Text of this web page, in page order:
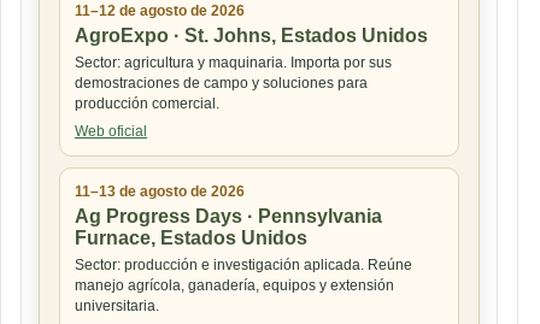
11–12 de agosto de 2026
AgroExpo · St. Johns, Estados Unidos
Sector: agricultura y maquinaria. Importa por sus
demostraciones de campo y soluciones para
producción comercial.
Web oficial
11–13 de agosto de 2026
Ag Progress Days · Pennsylvania
Furnace, Estados Unidos
Sector: producción e investigación aplicada. Reúne
manejo agrícola, ganadería, equipos y extensión
universitaria.